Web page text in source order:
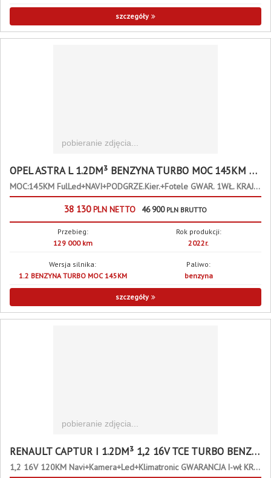
szczegóły
OPEL ASTRA L 1.2DM³ BENZYNA TURBO MOC 145KM 145KM
MOC:145KM FulLed+NAVI+PODGRZE.Kier.+Fotele GWAR. 1WŁ. KRAJ BEZWYP F23%
38 130PLN NETTO 46 900 PLN BRUTTO
Przebieg:
129 000 km
Rok produkcji:
2022r.
Wersja silnika:
1.2 BENZYNA TURBO MOC 145KM
Paliwo:
benzyna
szczegóły
RENAULT CAPTUR I 1.2DM³ 1,2 16V TCE TURBO BENZYNA 120 KM 120KM
1,2 16V 120KM Navi+Kamera+Led+Klimatronic GWARANCJA I-wł KRAJOWY Bezwy